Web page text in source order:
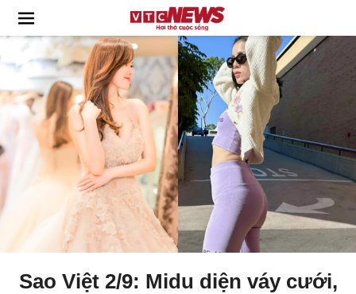
Sao Việt 2/9: Midu diện váy cưới,